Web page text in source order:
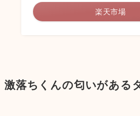
楽天市場
激落ちくんの匂いがある